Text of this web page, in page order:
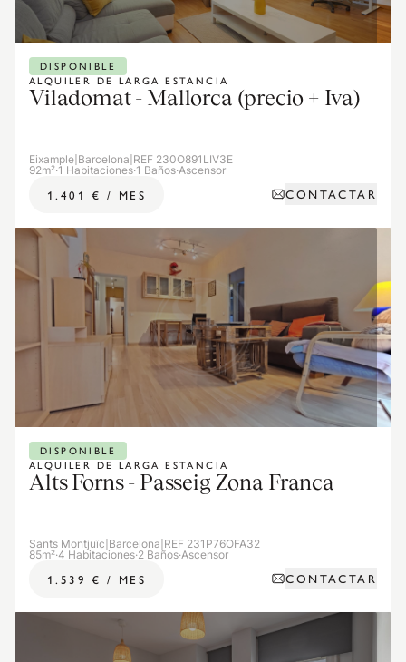
ALQUILER DE LARGA ESTANCIA
DISPONIBLE
Viladomat - Mallorca (precio + Iva)
Eixample Barcelona REF 230O891LIV3E
92m²·1 Habitaciones·1 Baños·Ascensor
1.401 € / MES CONTACTAR
ALQUILER DE LARGA ESTANCIA
DISPONIBLE
Alts Forns - Passeig Zona Franca
Sants Montjuïc Barcelona REF 231P76OFA32
85m²·4 Habitaciones·2 Baños·Ascensor
1.539 € / MES CONTACTAR